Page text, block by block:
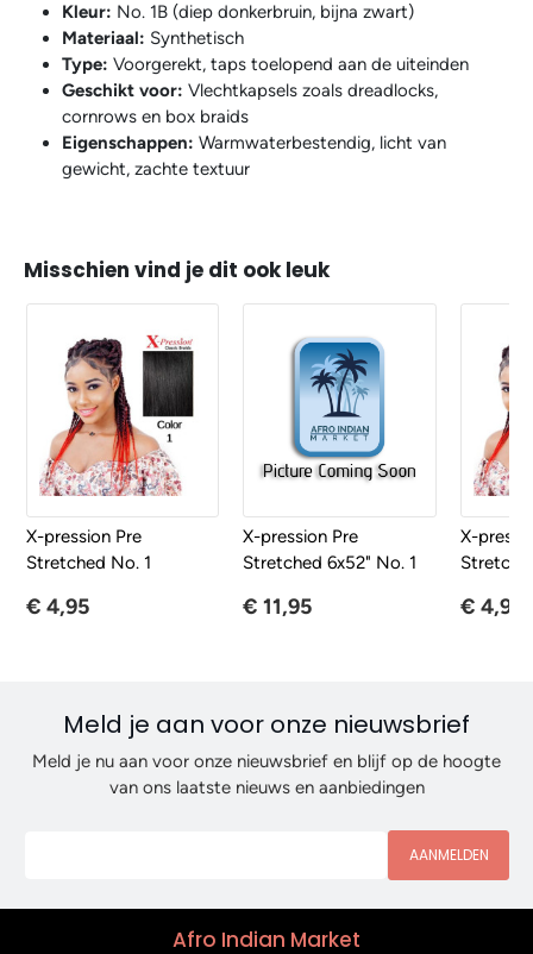
Kleur: No. 1B (diep donkerbruin, bijna zwart)
Materiaal: Synthetisch
Type: Voorgerekt, taps toelopend aan de uiteinden
Geschikt voor: Vlechtkapsels zoals dreadlocks,
cornrows en box braids
Eigenschappen: Warmwaterbestendig, licht van
gewicht, zachte textuur
Misschien vind je dit ook leuk
X-pression Pre
Stretched No. 1
€ 4,95
X-pression Pre
Stretched 6x52" No. 1
€ 11,95
X-
€ 4,95
Meld je aan voor onze nieuwsbrief
Meld je nu aan voor onze nieuwsbrief en blijf op de hoogte
van ons laatste nieuws en aanbiedingen
AANMELDEN
Afro Indian Market